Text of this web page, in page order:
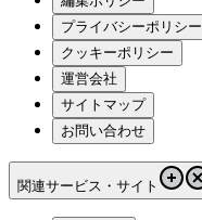
プライバシーポリシー
クッキーポリシー
運営会社
サイトマップ
お問い合わせ
関連サービス・サイト